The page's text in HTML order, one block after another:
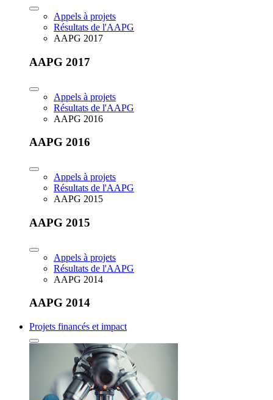
Appels à projets
Résultats de l'AAPG
AAPG 2017
AAPG 2017
Appels à projets
Résultats de l'AAPG
AAPG 2016
AAPG 2016
Appels à projets
Résultats de l'AAPG
AAPG 2015
AAPG 2015
Appels à projets
Résultats de l'AAPG
AAPG 2014
AAPG 2014
Projets financés et impact